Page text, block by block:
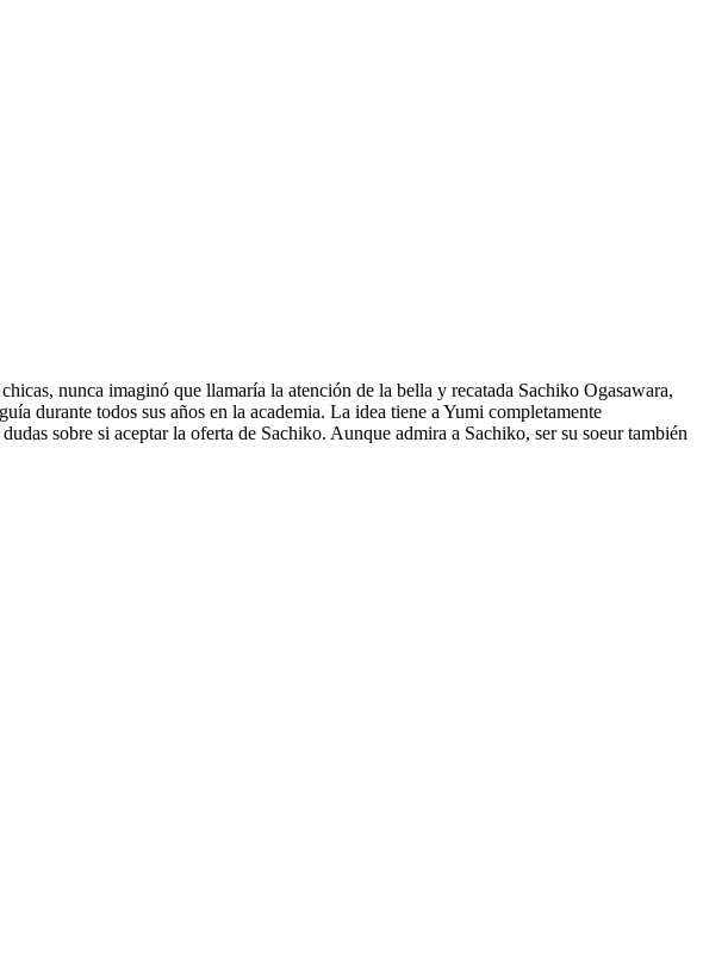
nunca imaginó que llamaría la atención de la bella y recatada Sachiko Ogasawara,
durante todos sus años en la academia. La idea tiene a Yumi completamente
sobre si aceptar la oferta de Sachiko. Aunque admira a Sachiko, ser su soeur también